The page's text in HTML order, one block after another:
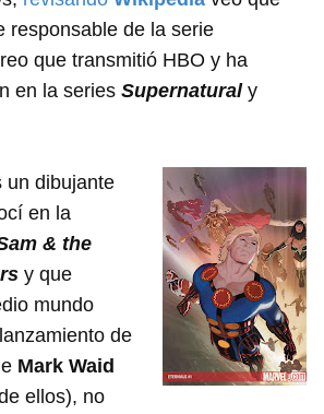
responsable de la serie
que transmitió HBO y ha
en la series Supernatural y
un dibujante
en la
& the
y que
mundo
de
Mark Waid
ellos), no